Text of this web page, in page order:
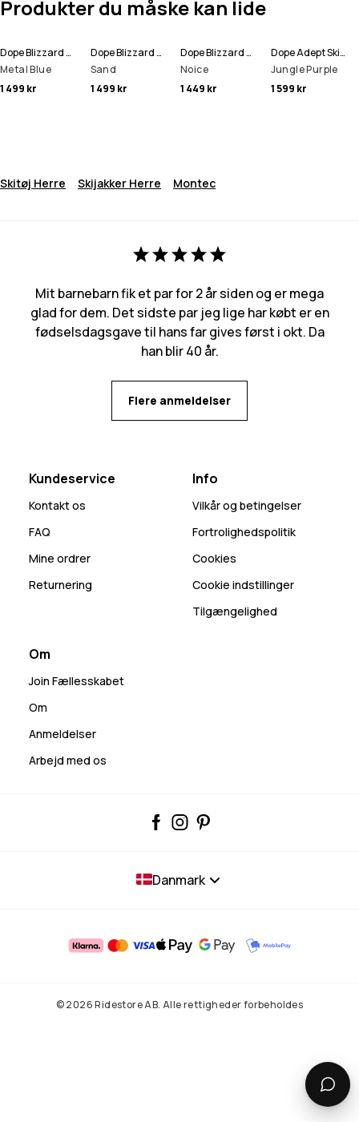
Produkter du måske kan lide
Dope Blizzard Full Zip Skijakke Men
Metal Blue
1 499 kr
Dope Blizzard Full Zip Skijakke Men
Sand
1 499 kr
Dope Blizzard Skijakke Men
Noice
1 449 kr
Dope Adept Skijakke Men
Jungle Purple
1 599 kr
Skitøj Herre Skijakker Herre Montec
Mit barnebarn fik et par for 2 år siden og er mega
glad for dem. Det sidste par jeg lige har købt er en
fødselsdagsgave til hans far gives først i okt. Da
han blir 40 år.
Flere anmeldelser
Kundeservice
Kontakt os
FAQ
Mine ordrer
Returnering
Info
Vilkår og betingelser
Fortrolighedspolitik
Cookies
Cookie indstillinger
Tilgængelighed
Om
Join Fællesskabet
Om
Anmeldelser
Arbejd med os
Danmark
© 2026 Ridestore AB. Alle rettigheder forbeholdes